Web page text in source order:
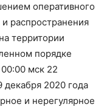
оперативного
распространения
территории
порядке
мск 22
декабря 2020 года
и нерегулярное